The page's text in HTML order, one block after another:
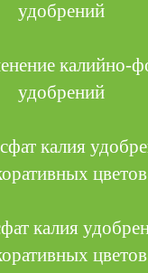
калийно-
удобрений
калия
цветов